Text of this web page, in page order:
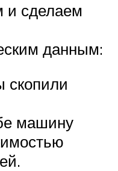
и сделаем
данным:
скопили
машину